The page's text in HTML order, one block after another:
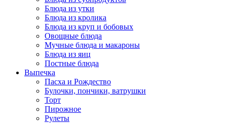
Блюда из утки
Блюда из кролика
Блюда из круп и бобовых
Овощные блюда
Мучные блюда и макароны
Блюда из яиц
Постные блюда
Выпечка
Пасха и Рождество
Булочки, пончики, ватрушки
Торт
Пирожное
Рулеты